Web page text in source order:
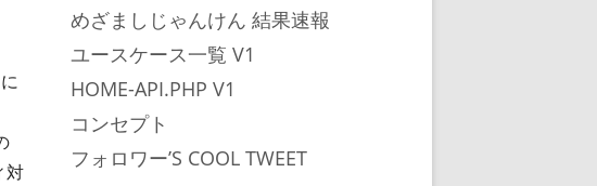
対
めざましじゃんけん 結果速報
ユースケース一覧 V1
HOME-API.PHP V1
コンセプト
フォロワー’S COOL TWEET